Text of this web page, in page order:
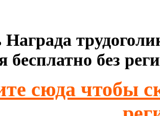
бесплатно без
сюда чтобы